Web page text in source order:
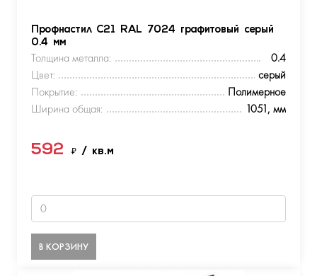
Профнастил С21 RAL 7024 графитовый серый
0.4 мм
Толщина металла:
0.4
Цвет:
серый
Покрытие:
Полимерное
Ширина общая:
1051, мм
592 ₽ / кв.м
В КОРЗИНУ